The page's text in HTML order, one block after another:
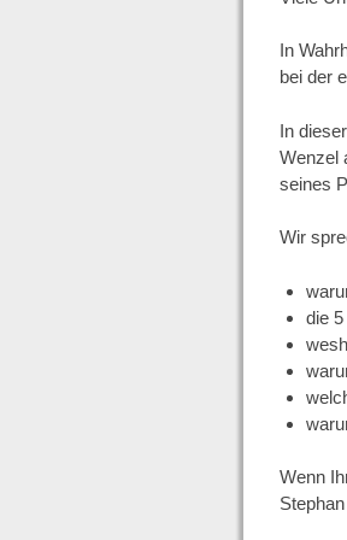
In
bei der
In
Wenzel
seines
Wir
die
Wenn